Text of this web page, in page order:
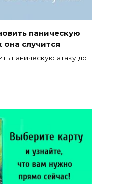
паническую
она случится
паническую атаку до